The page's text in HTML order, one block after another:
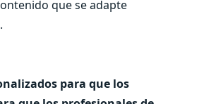
que se adapte
para que los